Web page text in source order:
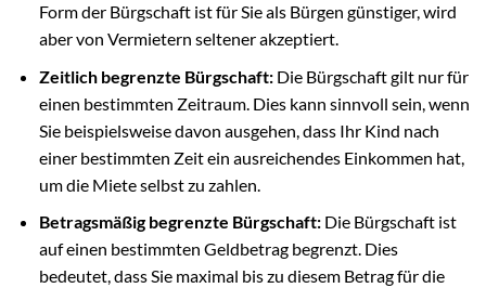
Form der Bürgschaft ist für Sie als Bürgen günstiger, wird
aber von Vermietern seltener akzeptiert.
Zeitlich begrenzte Bürgschaft:Die Bürgschaft gilt nur für
einen bestimmten Zeitraum. Dies kann sinnvoll sein, wenn
Sie beispielsweise davon ausgehen, dass Ihr Kind nach
einer bestimmten Zeit ein ausreichendes Einkommen hat,
um die Miete selbst zu zahlen.
Betragsmäßig begrenzte Bürgschaft:Die Bürgschaft ist
auf einen bestimmten Geldbetrag begrenzt. Dies
bedeutet, dass Sie maximal bis zu diesem Betrag für die